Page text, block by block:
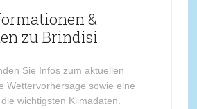
&
zu Brindisi
Sie Infos zum aktuellen
Wettervorhersage sowie eine
wichtigsten Klimadaten.